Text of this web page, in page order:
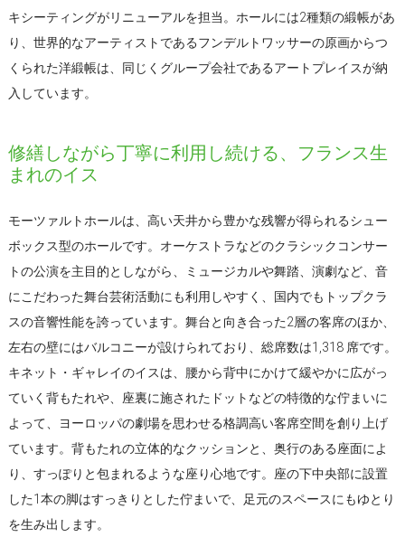
キシーティングがリニューアルを担当。ホールには2種類の緞帳があ
り、世界的なアーティストであるフンデルトワッサーの原画からつ
くられた洋緞帳は、同じくグループ会社であるアートプレイスが納
入しています。
修繕しながら丁寧に利用し続ける、フランス生
まれのイス
モーツァルトホールは、高い天井から豊かな残響が得られるシュー
ボックス型のホールです。オーケストラなどのクラシックコンサー
トの公演を主目的としながら、ミュージカルや舞踏、演劇など、音
にこだわった舞台芸術活動にも利用しやすく、国内でもトップクラ
スの音響性能を誇っています。舞台と向き合った2層の客席のほか、
左右の壁にはバルコニーが設けられており、総席数は1,318 席です。
キネット・ギャレイのイスは、腰から背中にかけて緩やかに広がっ
ていく背もたれや、座裏に施されたドットなどの特徴的な佇まいに
よって、ヨーロッパの劇場を思わせる格調高い客席空間を創り上げ
ています。背もたれの立体的なクッションと、奥行のある座面によ
り、すっぽりと包まれるような座り心地です。座の下中央部に設置
した1本の脚はすっきりとした佇まいで、足元のスペースにもゆとり
を生み出します。